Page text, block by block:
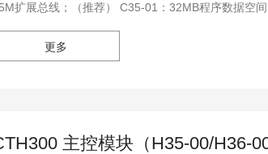
扩展总线；（推荐） C35-01：32MB程序数据空
更多
主控模块（H35-00/H36-